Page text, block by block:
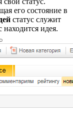
его состояние в
статус служит
идея.